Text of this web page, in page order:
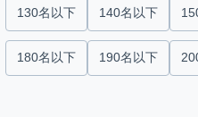
130名以下 140名以下
180名以下 190名以下